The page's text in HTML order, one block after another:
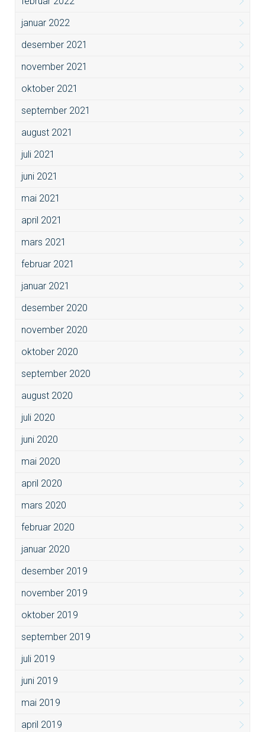
januar 2022
desember 2021
november 2021
oktober 2021
september 2021
august 2021
juli 2021
juni 2021
mai 2021
april 2021
mars 2021
februar 2021
januar 2021
desember 2020
november 2020
oktober 2020
september 2020
august 2020
juli 2020
juni 2020
mai 2020
april 2020
mars 2020
februar 2020
januar 2020
desember 2019
november 2019
oktober 2019
september 2019
juli 2019
juni 2019
mai 2019
april 2019